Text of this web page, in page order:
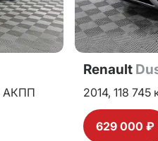
АКПП
Renault
2014, 118 745
629 000 ₽